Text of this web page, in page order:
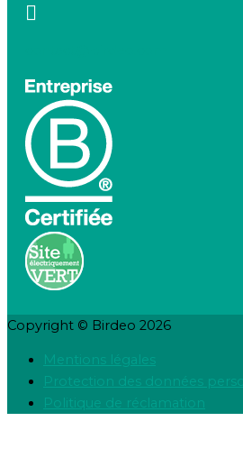
Copyright © Birdeo 2026
Mentions légales
Protection des données
Politique de réclamation